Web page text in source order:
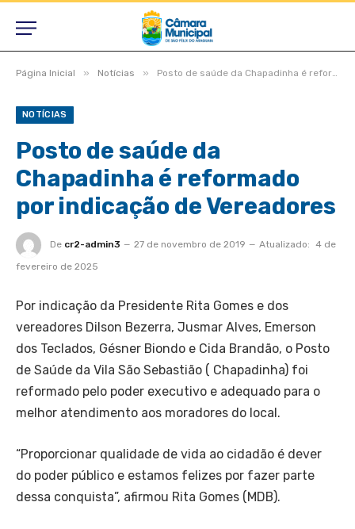
Página Inicial » Notícias » Posto de saúde da Chapadinha é reformado por indicação de Vereadores
NOTÍCIAS
Posto de saúde da
Chapadinha é reformado
por indicação de Vereadores
De cr2-admin3 27 de novembro de 2019 Atualizado: 4 de
fevereiro de 2025
Por indicação da Presidente Rita Gomes e dos
vereadores Dilson Bezerra, Jusmar Alves, Emerson
dos Teclados, Gésner Biondo e Cida Brandão, o Posto
de Saúde da Vila São Sebastião ( Chapadinha) foi
reformado pelo poder executivo e adequado para o
melhor atendimento aos moradores do local.
“Proporcionar qualidade de vida ao cidadão é dever
do poder público e estamos felizes por fazer parte
dessa conquista”, afirmou Rita Gomes (MDB).